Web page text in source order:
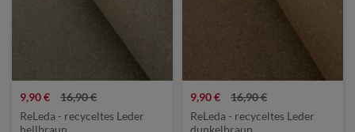
9,90 €
16,90 €
ReLeda - recyceltes Leder
hellbraun
9,90 €
16,90 €
ReLeda - recyceltes Leder
dunkelbraun